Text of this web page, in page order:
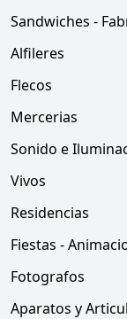
Sandwiches -
Alfileres
Flecos
Mercerias
Sonido e
Vivos
Residencias
Fiestas -
Fotografos
Aparatos y